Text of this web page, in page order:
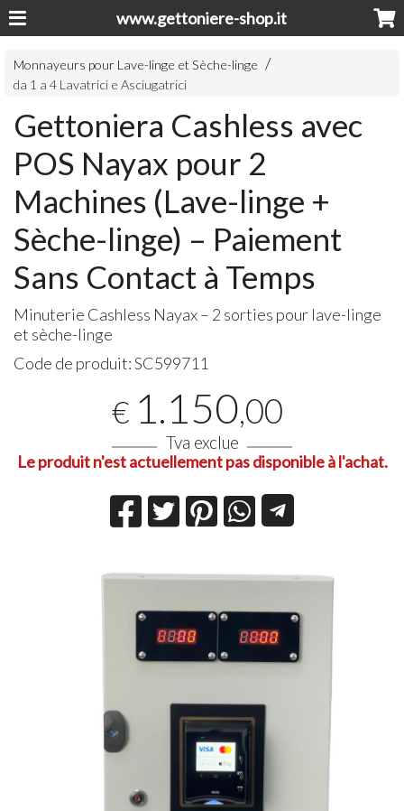
www.gettoniere-shop.it
Monnayeurs pour Lave-linge et Sèche-linge
da 1 a 4 Lavatrici e Asciugatrici
Gettoniera Cashless avec
POS Nayax pour 2
Machines (Lave-linge +
Sèche-linge) – Paiement
Sans Contact à Temps
Minuterie Cashless Nayax – 2 sorties pour lave-linge
et sèche-linge
Code de produit:SC599711
€ 1.150,00
Tva exclue
Le produit n'est actuellement pas disponible à l'achat.